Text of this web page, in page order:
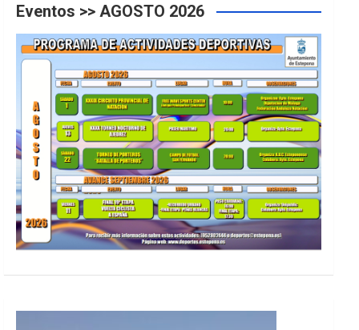
Eventos >> AGOSTO 2026